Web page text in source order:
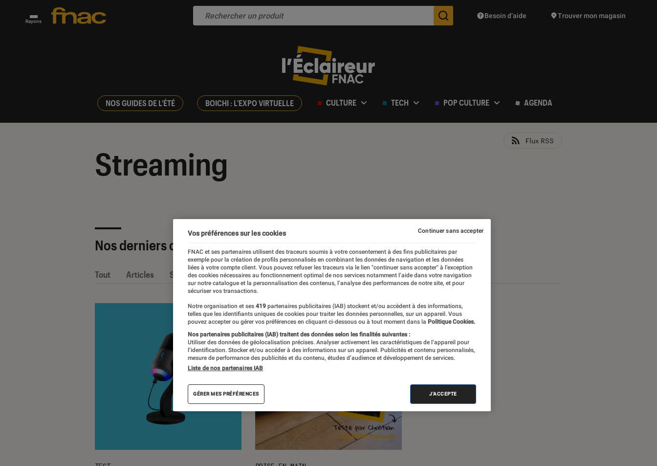
Rayons Des suggestions de produits vont vous être proposées
Besoin d’aide Trouver mon magasin
NOS GUIDES DE L'ÉTÉ BOICHI : L'EXPO VIRTUELLE CULTURE TECH POP CULTURE AGENDA
Streaming
Flux RSS
Nos derniers contenus
Tout Articles Sélections et guides Tests
Vos préférences sur les cookies
FNAC et ses partenaires utilisent des traceurs soumis à votre consentement à des fins publicitaires par
exemple pour la création de profils personnalisés en combinant les données de navigation et les données
liées à votre compte client. Vous pouvez refuser les traceurs via le lien "continuer sans accepter" à l’exception
des cookies nécessaires au fonctionnement optimal de nos services notamment l’aide dans votre navigation
sur notre catalogue et la personnalisation des contenus, l’analyse des performances de notre site, et pour
sécuriser vos transactions.
Notre organisation et ses 419 partenaires publicitaires (IAB) stockent et/ou accèdent à des informations,
telles que les identifiants uniques de cookies pour traiter les données personnelles, sur un appareil. Vous
pouvez accepter ou gérer vos préférences en cliquant ci-dessous ou à tout moment dans la Politique Cookies.
Nos partenaires publicitaires (IAB) traitent des données selon les finalités suivantes :
Utiliser des données de géolocalisation précises. Analyser activement les caractéristiques de l’appareil pour
l’identification. Stocker et/ou accéder à des informations sur un appareil. Publicités et contenu personnalisés,
mesure de performance des publicités et du contenu, études d’audience et développement de services.
Liste de nos partenaires IAB
GÉRER MES PRÉFÉRENCES J'ACCEPTE
Continuer sans accepter